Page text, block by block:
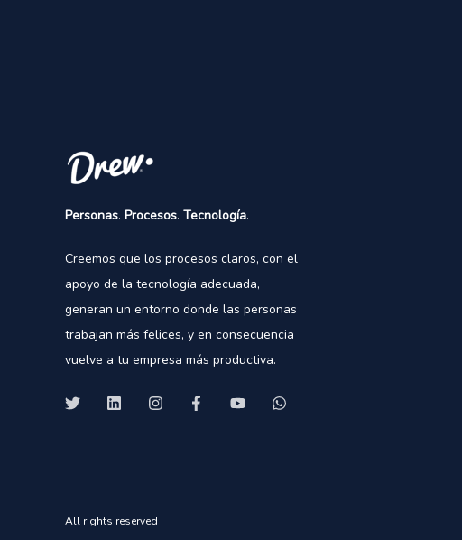
Personas. Procesos. Tecnología.
Creemos que los procesos claros, con el
apoyo de la tecnología adecuada,
generan un entorno donde las personas
trabajan más felices, y en consecuencia
vuelve a tu empresa más productiva.
All rights reserved